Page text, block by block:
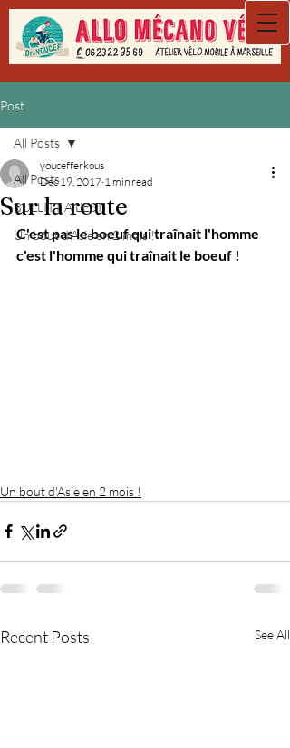
Post
All Posts
BULLITT A L'EST
Un bout d'Asie en 2 mois !
All Posts
Sur la route
youcefferkous
Dec 19, 2017 1 min read
C'est pas le boeuf qui traînait l'homme
c'est l'homme qui traînait le boeuf !
Un bout d'Asie en 2 mois !
Recent Posts See All